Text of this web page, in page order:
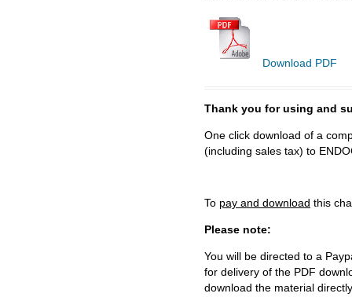
Download PDF
Thank you for using and
One click download of a
(including sales tax) to
To pay and download this
Please note:
You will be directed to a
for delivery of the PDF
download the material